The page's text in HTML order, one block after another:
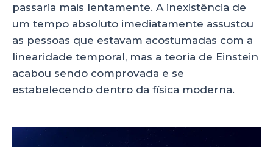
passaria mais lentamente. A inexistência de
um tempo absoluto imediatamente assustou
as pessoas que estavam acostumadas com a
linearidade temporal, mas a teoria de Einstein
acabou sendo comprovada e se
estabelecendo dentro da física moderna.